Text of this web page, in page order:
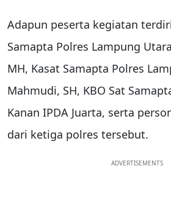
Adapun peserta kegiatan
Samapta Polres Lampung
MH, Kasat Samapta Polres
Mahmudi, SH, KBO Sat
Kanan IPDA Juarta, serta
dari ketiga polres tersebut.
ADVERTISEMENTS